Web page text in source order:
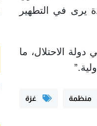
دولة الإبادة يرى في التطهير
الاحتلال، ما
منظمة غزة